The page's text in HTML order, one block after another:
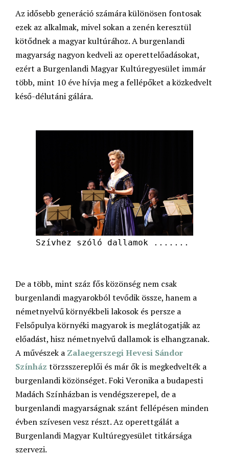
Az idősebb generáció számára különösen fontosak
ezek az alkalmak, mivel sokan a zenén keresztül
kötődnek a magyar kultúrához. A burgenlandi
magyarság nagyon kedveli az operettelőadásokat,
ezért a Burgenlandi Magyar Kultúregyesület immár
több, mint 10 éve hívja meg a fellépőket a közkedvelt
késő-délutáni gálára.
Szívhez szóló dallamok .......
De a több, mint száz fős közönség nem csak
burgenlandi magyarokból tevődik össze, hanem a
németnyelvű környékbeli lakosok és persze a
Felsőpulya környéki magyarok is meglátogatják az
előadást, hisz németnyelvű dallamok is elhangzanak.
A művészek a Zalaegerszegi Hevesi Sándor
Színház törzsszereplői és már ők is megkedvelték a
burgenlandi közönséget. Foki Veronika a budapesti
Madách Színházban is vendégszerepel, de a
burgenlandi magyarságnak szánt fellépésen minden
évben szívesen vesz részt. Az operettgálát a
Burgenlandi Magyar Kultúregyesület titkársága
szervezi.